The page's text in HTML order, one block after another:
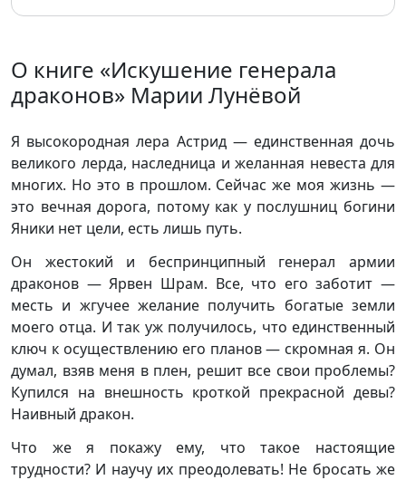
О книге «Искушение генерала
драконов» Марии Лунёвой
Я высокородная лера Астрид — единственная дочь
великого лерда, наследница и желанная невеста для
многих. Но это в прошлом. Сейчас же моя жизнь —
это вечная дорога, потому как у послушниц богини
Яники нет цели, есть лишь путь.
Он жестокий и беспринципный генерал армии
драконов — Ярвен Шрам. Все, что его заботит —
месть и жгучее желание получить богатые земли
моего отца. И так уж получилось, что единственный
ключ к осуществлению его планов — скромная я. Он
думал, взяв меня в плен, решит все свои проблемы?
Купился на внешность кроткой прекрасной девы?
Наивный дракон.
Что же я покажу ему, что такое настоящие
трудности? И научу их преодолевать! Не бросать же